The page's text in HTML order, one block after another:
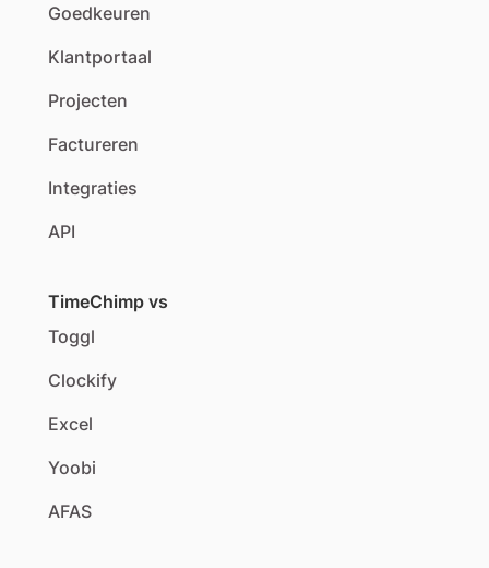
Goedkeuren
Klantportaal
Projecten
Factureren
Integraties
API
TimeChimp vs
Toggl
Clockify
Excel
Yoobi
AFAS